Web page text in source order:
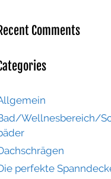
Comments
Wellnesbereich/
perfekte